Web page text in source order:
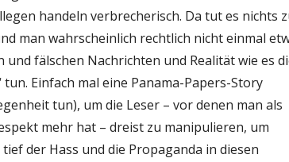
handeln verbrecherisch. Da tut es nichts
man wahrscheinlich rechtlich nicht einmal
fälschen Nachrichten und Realität wie es
Einfach mal eine Panama-Papers-Story
tun), um die Leser – vor denen man als
mehr hat – dreist zu manipulieren, um
der Hass und die Propaganda in diesen